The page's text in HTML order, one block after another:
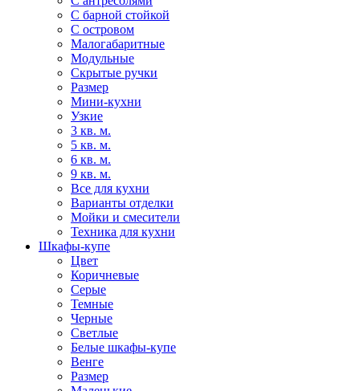
С барной стойкой
С островом
Малогабаритные
Модульные
Скрытые ручки
Размер
Мини-кухни
Узкие
3 кв. м.
5 кв. м.
6 кв. м.
9 кв. м.
Все для кухни
Варианты отделки
Мойки и смесители
Техника для кухни
Шкафы-купе
Цвет
Коричневые
Серые
Темные
Черные
Светлые
Белые шкафы-купе
Венге
Размер